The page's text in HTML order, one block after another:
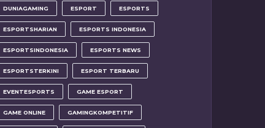
DUNIAGAMING ESPORT ESPORTS
ESPORTSHARIAN ESPORTS INDONESIA
ESPORTSINDONESIA ESPORTS NEWS
ESPORTSTERKINI ESPORT TERBARU
EVENTESPORTS GAME ESPORT
GAME ONLINE GAMINGKOMPETITIF